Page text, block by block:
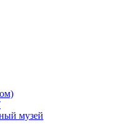
музей